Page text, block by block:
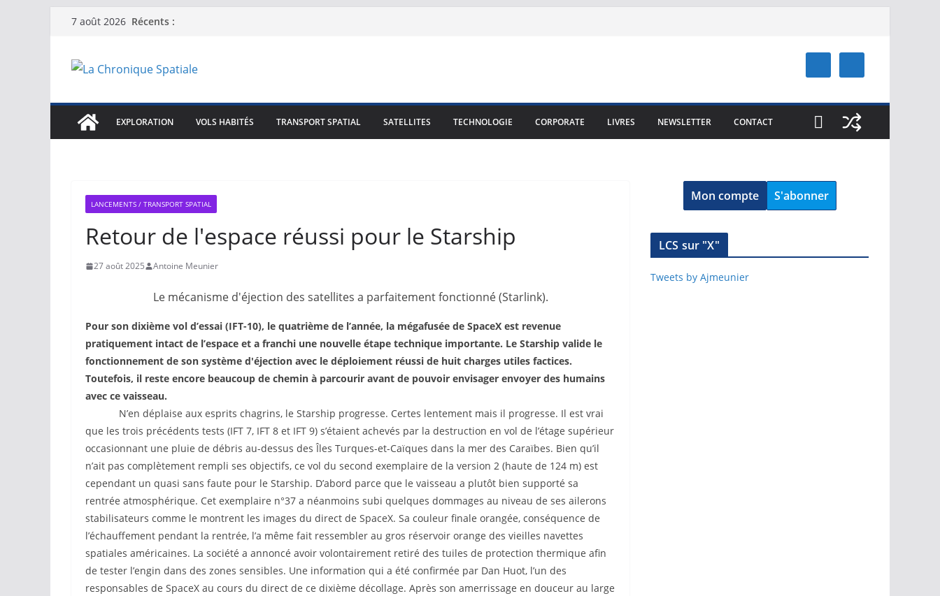
Passer7 août 2026 Récents :
EXPLORATION VOLS HABITÉS TRANSPORT SPATIAL SATELLITES TECHNOLOGIE CORPORATE LIVRES NEWSLETTER CONTACT
LANCEMENTS / TRANSPORT SPATIAL
Retour de l'espace réussi pour le Starship
27 août 2025 Antoine Meunier
Le mécanisme d'éjection des satellites a parfaitement fonctionné (Starlink).
Pour son dixième vol d’essai (IFT-10), le quatrième de l’année, la mégafusée de SpaceX est revenue
pratiquement intact de l’espace et a franchi une nouvelle étape technique importante. Le Starship valide le
fonctionnement de son système d'éjection avec le déploiement réussi de huit charges utiles factices.
Toutefois, il reste encore beaucoup de chemin à parcourir avant de pouvoir envisager envoyer des humains
avec ce vaisseau.
N’en déplaise aux esprits chagrins, le Starship progresse. Certes lentement mais il progresse. Il est vrai
que les trois précédents tests (IFT 7, IFT 8 et IFT 9) s’étaient achevés par la destruction en vol de l’étage supérieur
occasionnant une pluie de débris au-dessus des Îles Turques-et-Caïques dans la mer des Caraïbes. Bien qu’il
n’ait pas complètement rempli ses objectifs, ce vol du second exemplaire de la version 2 (haute de 124 m) est
cependant un quasi sans faute pour le Starship. D’abord parce que le vaisseau a plutôt bien supporté sa
rentrée atmosphérique. Cet exemplaire n°37 a néanmoins subi quelques dommages au niveau de ses ailerons
stabilisateurs comme le montrent les images du direct de SpaceX. Sa couleur finale orangée, conséquence de
l’échauffement pendant la rentrée, l’a même fait ressembler au gros réservoir orange des vieilles navettes
spatiales américaines. La société a annoncé avoir volontairement retiré des tuiles de protection thermique afin
de tester l’engin dans des zones sensibles. Une information qui a été confirmée par Dan Huot, l’un des
responsables de SpaceX au cours du direct de ce dixième décollage. Après son amerrissage en douceur au large
Mon compte S'abonner
LCS sur "X"
Tweets by Ajmeunier